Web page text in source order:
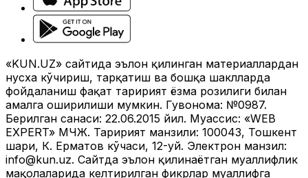
«KUN.UZ» сайтида эълон қилинган материаллардан
нусха кўчириш, тарқатиш ва бошқа шаклларда
фойдаланиш фақат таҳририят ёзма розилиги билан
амалга оширилиши мумкин. Гувоҳнома: №0987.
Берилган санаси: 22.06.2015 йил. Муассис: «WEB
EXPERT» МЧЖ. Таҳририят манзили: 100043, Тошкент
шаҳри, К. Ерматов кўчаси, 12-уй. Электрон манзил:
info@kun.uz. Сайтда эълон қилинаётган муаллифлик
мақолаларида келтирилган фикрлар муаллифга